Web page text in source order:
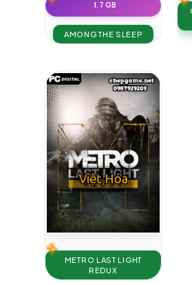
1.7 GB
AMONG THE SLEEP
METRO LAST LIGHT
REDUX